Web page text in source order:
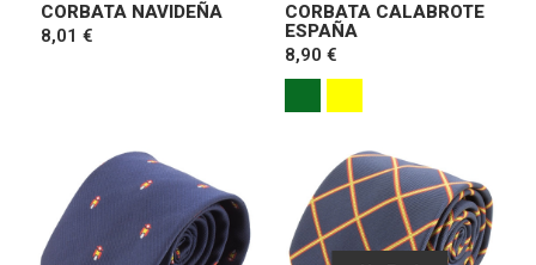
CORBATA NAVIDEÑA
8,01 €
CORBATA CALABROTE
ESPAÑA
8,90 €